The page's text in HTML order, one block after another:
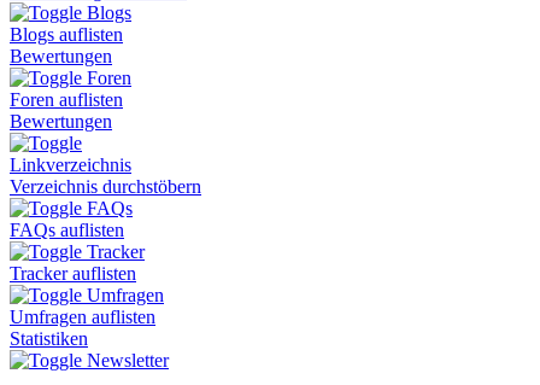
Blogs
Blogs auflisten
Bewertungen
Foren
Foren auflisten
Bewertungen
Linkverzeichnis
Verzeichnis durchstöbern
FAQs
FAQs auflisten
Tracker
Tracker auflisten
Umfragen
Umfragen auflisten
Statistiken
Newsletter